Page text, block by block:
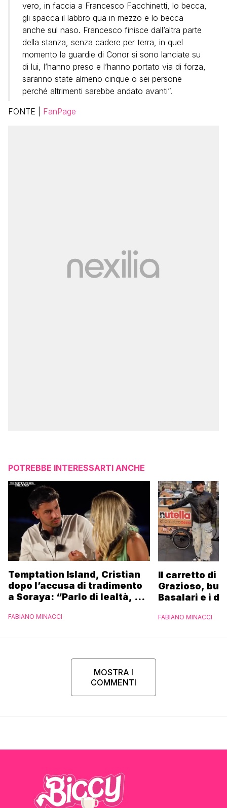
vero, in faccia a Francesco Facchinetti, lo becca,
gli spacca il labbro qua in mezzo e lo becca
anche sul naso. Francesco finisce dall’altra parte
della stanza, senza cadere per terra, in quel
momento le guardie di Conor si sono lanciate su
di lui, l’hanno preso e l’hanno portato via di forza,
saranno state almeno cinque o sei persone
perché altrimenti sarebbe andato avanti”.
FONTE | FanPage
POTREBBE INTERESSARTI ANCHE
Temptation Island, Cristian
dopo l’accusa di tradimento
a Soraya: “Parlo di lealtà, ma
FABIANO MINACCI
Il carretto di
Grazioso,
Basalari e i
Ferrero”
FABIANO MINACCI
MOSTRA I
COMMENTI